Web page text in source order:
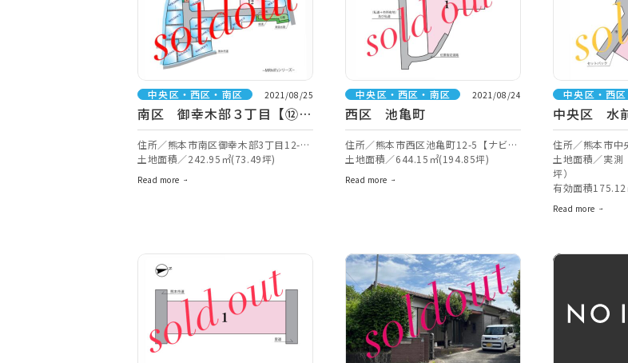
中央区・西区・南区 2021/08/25
南区 御幸木部３丁目【⑫号
地】
住所／熊本市南区御幸木部3丁目12-
28【ナビ検索】
土地面積／242.95㎡(73.49坪)
Read more
中央区・西区・南区 2021/08/24
西区 池亀町
住所／熊本市西区池亀町12-5【ナビ検
索】
土地面積／644.15㎡(194.85坪)
Read more
中央区・西
中央区 水
住所／熊本市中
付近【ナビ検索】
土地面積／実
坪）
有効面積175.12
Read more